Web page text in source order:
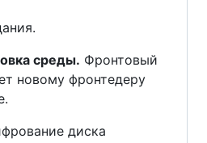
среды. Фронтовый
новому фронтедеру
диска